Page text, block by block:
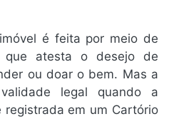
é feita por meio de
que atesta o desejo de
ou doar o bem. Mas a
legal quando a
em um Cartório